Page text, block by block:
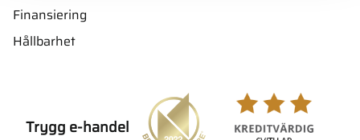
Finansiering
Hållbarhet
Trygg e-handel